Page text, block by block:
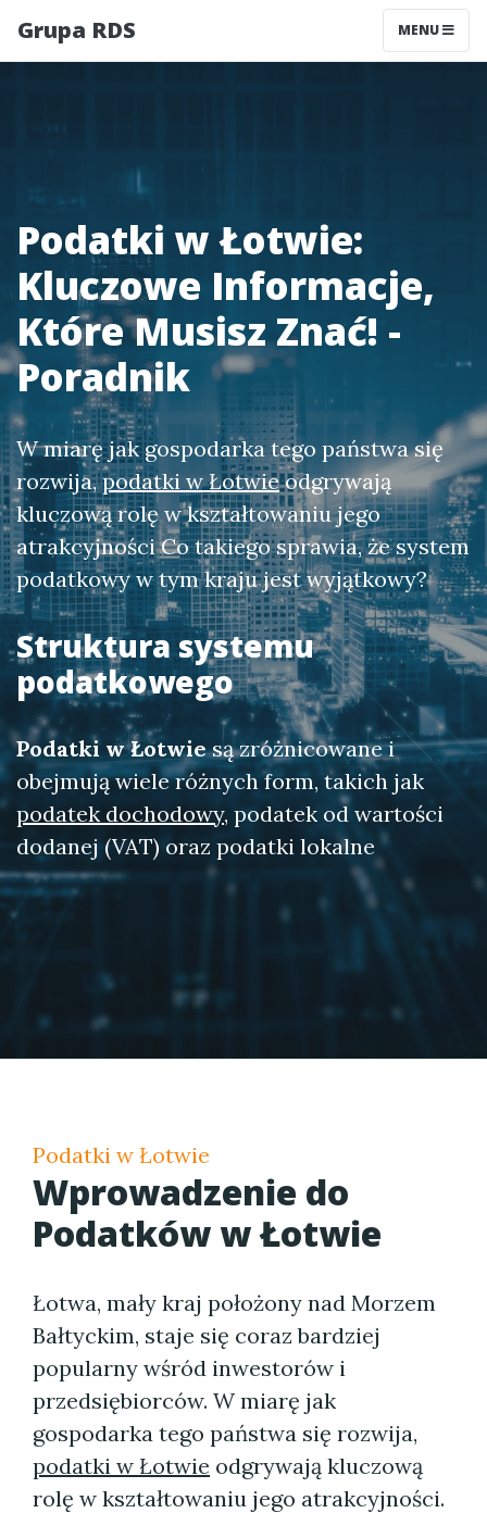
Grupa RDS MENU
Podatki w Łotwie:
Kluczowe Informacje,
Które Musisz Znać! -
Poradnik
W miarę jak gospodarka tego państwa się
rozwija,podatki w Łotwieodgrywają
kluczową rolę w kształtowaniu jego
atrakcyjności Co takiego sprawia, że system
podatkowy w tym kraju jest wyjątkowy?
Struktura systemu
podatkowego
Podatki w Łotwiesą zróżnicowane i
obejmują wiele różnych form, takich jak
podatek dochodowy, podatek od wartości
dodanej (VAT) oraz podatki lokalne
Podatki w Łotwie
Wprowadzenie do
Podatków w Łotwie
Łotwa, mały kraj położony nad Morzem
Bałtyckim, staje się coraz bardziej
popularny wśród inwestorów i
przedsiębiorców. W miarę jak
gospodarka tego państwa się rozwija,
podatki w Łotwie odgrywają kluczową
rolę w kształtowaniu jego atrakcyjności.